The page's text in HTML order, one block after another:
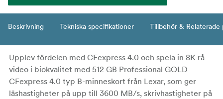
Beskrivning Tekniska specifikationer Tillbehör & Relaterade
Upplev fördelen med CFexpress 4.0 och spela in 8K rå
video i biokvalitet med 512 GB Professional GOLD
CFexpress 4.0 typ B-minneskort från Lexar, som ger
läshastigheter på upp till 3600 MB/s, skrivhastigheter på